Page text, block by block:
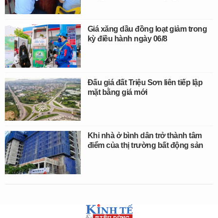
Giá xăng dầu đồng loạt giảm trong
kỳ điều hành ngày 06/8
Đấu giá đất Triệu Sơn liên tiếp lập
mặt bằng giá mới
Khi nhà ở bình dân trở thành tâm
điểm của thị trường bất động sản